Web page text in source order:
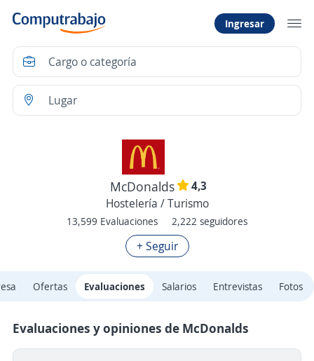
Ingresar
McDonalds
4,3
Hostelería / Turismo
13,599 Evaluaciones 2,222 seguidores
+ Seguir
Ofertas Evaluaciones Salarios Entrevistas Fotos
Evaluaciones y opiniones de McDonalds